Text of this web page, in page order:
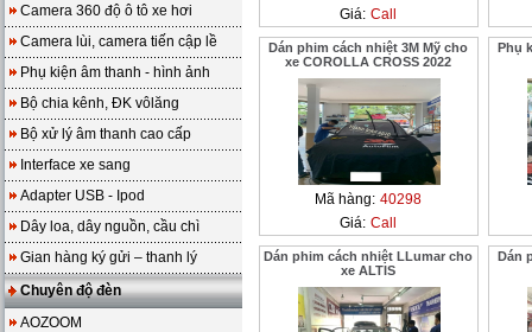
Camera 360 độ ô tô xe hơi
Camera lùi, camera tiến cập lề
Phụ kiện âm thanh - hình ảnh
Bộ chia kênh, ĐK vôlăng
Bộ xử lý âm thanh cao cấp
Interface xe sang
Adapter USB - Ipod
Dây loa, dây nguồn, cầu chì
Gian hàng ký gửi – thanh lý
Chuyên độ đèn
AOZOOM
Giá: Call
Dán phim cách nhiệt 3M Mỹ cho
xe COROLLA CROSS 2022
Mã hàng: 40298
Giá: Call
Phụ
Dán phim cách nhiệt LLumar cho
xe ALTIS
Dán